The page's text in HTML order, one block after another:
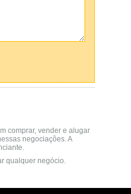
comprar, vender e alugar
negociações. A
qualquer negócio.